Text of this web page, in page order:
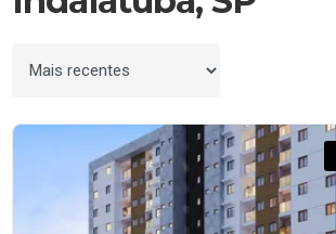
Ordenar por